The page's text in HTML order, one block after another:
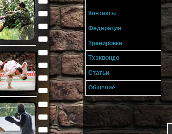
Контакты
Федерация
Тренировки
Тхэквондо
Статьи
Общение